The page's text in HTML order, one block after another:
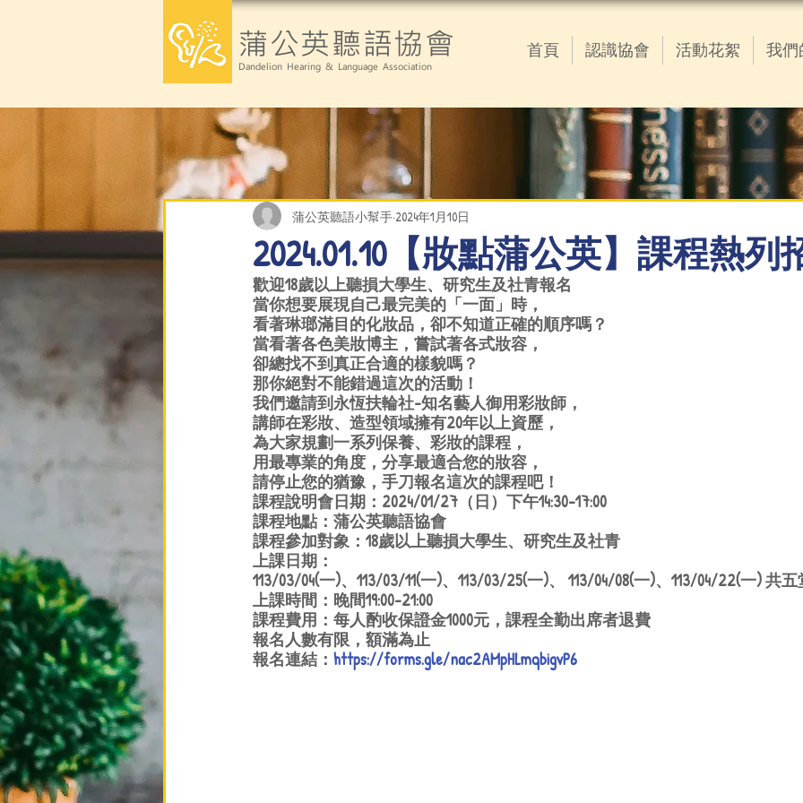
蒲公英聽語協會
Dandelion Hearing & Language Association
首頁 認識協會 活動花絮 我們
2024.01.10【妝點蒲公英】課程熱列
蒲公英聽語小幫手 2024年1月10日
歡迎18歲以上聽損大學生、研究生及社青報名
當你想要展現自己最完美的「一面」時，
看著琳瑯滿目的化妝品，卻不知道正確的順序嗎？
當看著各色美妝博主，嘗試著各式妝容，
卻總找不到真正合適的樣貌嗎？
那你絕對不能錯過這次的活動！
我們邀請到永恆扶輪社-知名藝人御用彩妝師，
講師在彩妝、造型領域擁有20年以上資歷，
為大家規劃一系列保養、彩妝的課程，
用最專業的角度，分享最適合您的妝容，
請停止您的猶豫，手刀報名這次的課程吧！
課程說明會日期：2024/01/27（日）下午14:30-17:00
課程地點：蒲公英聽語協會
課程參加對象：18歲以上聽損大學生、研究生及社青
上課日期：
113/03/04(一)、113/03/11(一)、113/03/25(一)、 113/04/08(一)、113/04/22(一) 共五
上課時間：晚間19:00-21:00
課程費用：每人酌收保證金1000元，課程全勤出席者退費
報名人數有限，額滿為止
報名連結： https://forms.gle/nac2AMpHLmqbigvP6